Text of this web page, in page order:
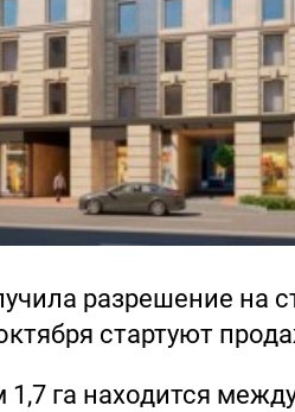
разрешение на
стартуют
га находится